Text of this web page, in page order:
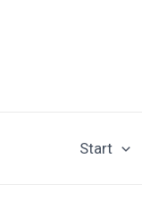
Start